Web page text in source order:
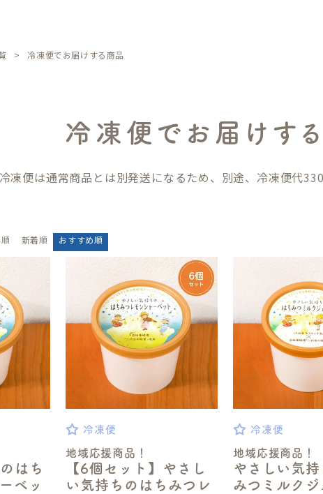
冷凍便でお届けする商品
冷凍便でお届けす
冷凍便は通常商品とは別発送になるため、別途、冷凍便代
新着順 おすすめ順
はち
ベッ
冷凍便
地域応援商品！
【6個セット】やさし
い気持ちのはちみつレ
冷凍便
地域応援商品！
やさしい気持
みつミルクジ